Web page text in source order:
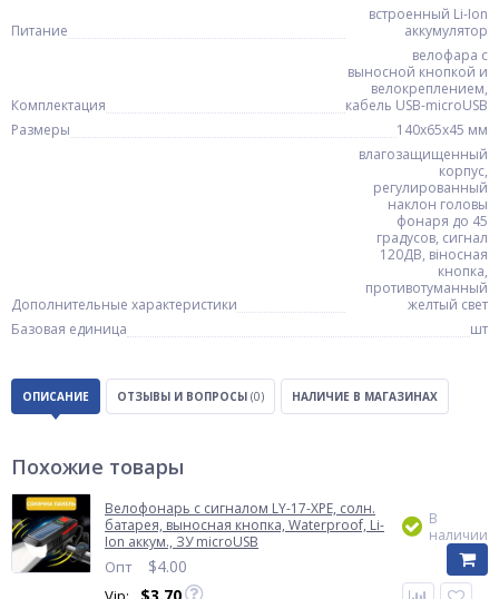
Питание
встроенный Li-Ion
аккумулятор
Комплектация
велофара с
выносной кнопкой и
велокреплением,
кабель USB-microUSB
Размеры
140х65х45 мм
Дополнительные характеристики
влагозащищенный
корпус,
регулированный
наклон головы
фонаря до 45
градусов, сигнал
120ДВ, віносная
кнопка,
противотуманный
желтый свет
Базовая единица
шт
ОПИСАНИЕ ОТЗЫВЫ И ВОПРОСЫ (0) НАЛИЧИЕ В МАГАЗИНАХ
Похожие товары
Велофонарь с сигналом LY-17-XPE, солн.
батарея, выносная кнопка, Waterproof, Li-
Ion аккум., ЗУ microUSB
Опт $4.00
В
наличии